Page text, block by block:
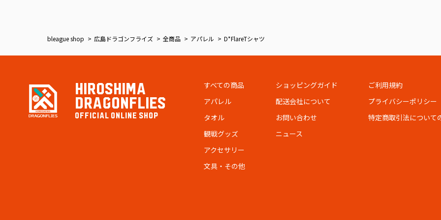
bleague shop 広島ドラゴンフライズ 全商品 アパレル D*FlareTシャツ
HIROSHIMA
DRAGONFLIES
OFFICIAL ONLINE SHOP
すべての商品
アパレル
タオル
観戦グッズ
アクセサリー
文具・その他
ショッピングガイド
配送会社について
お問い合わせ
ニュース
ご利用規約
プライバシーポリシー
特定商取引法について